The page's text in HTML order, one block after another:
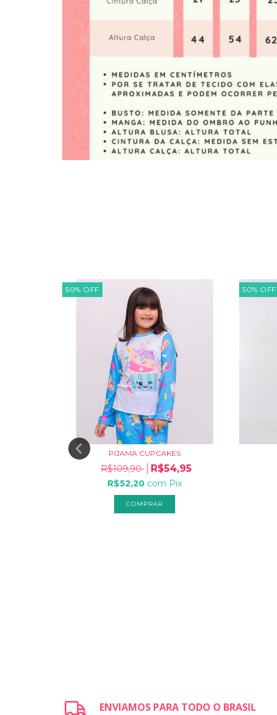
50% OFF
PIJAMA CUPCAKES
R$109,90 R$54,95
R$52,20 com Pix
COMPRAR
50% OFF
ENVIAMOS PARA TODO O BRASIL